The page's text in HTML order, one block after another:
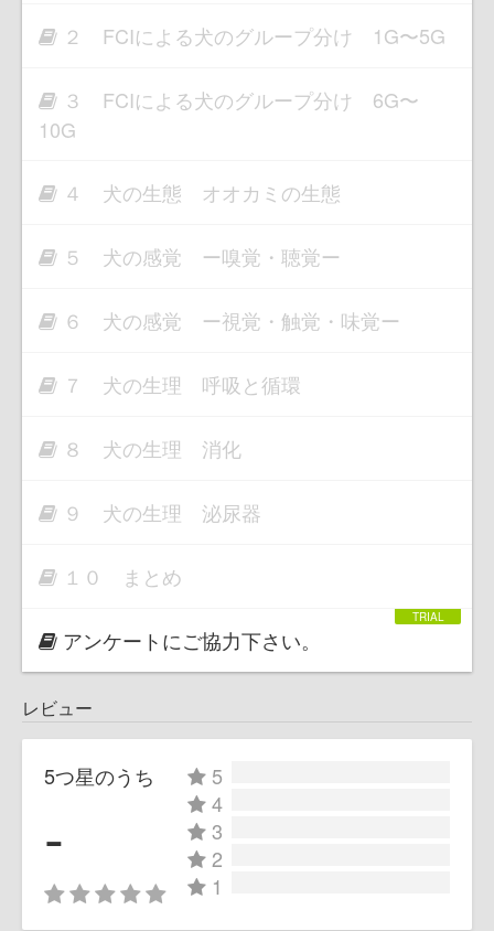
２ FCIによる犬のグループ分け 1G〜5G
３ FCIによる犬のグループ分け 6G〜
10G
４ 犬の生態 オオカミの生態
５ 犬の感覚 ー嗅覚・聴覚ー
６ 犬の感覚 ー視覚・触覚・味覚ー
７ 犬の生理 呼吸と循環
８ 犬の生理 消化
９ 犬の生理 泌尿器
１０ まとめ
アンケートにご協力下さい。
レビュー
5つ星のうち
-
5
4
3
2
1